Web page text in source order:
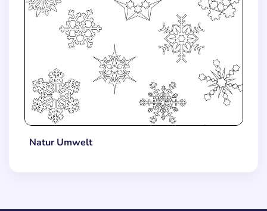
Natur Umwelt